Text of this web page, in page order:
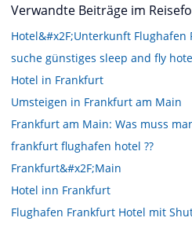
Verwandte Beiträge im
Hotel&#x2F;Unterkunft Flughafen
suche günstiges sleep and fly
Hotel in Frankfurt
Umsteigen in Frankfurt am Main
Frankfurt am Main: Was muss
frankfurt flughafen hotel ??
Frankfurt&#x2F;Main
Hotel inn Frankfurt
Flughafen Frankfurt Hotel mit